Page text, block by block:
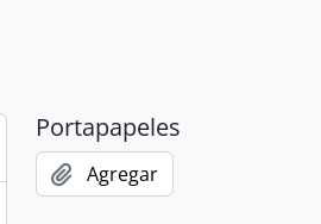
Portapapeles
Agregar